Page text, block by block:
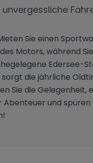
Sie einen
Motors, während
Edersee-
die jährliche
Sie die Gelegenheit,
und